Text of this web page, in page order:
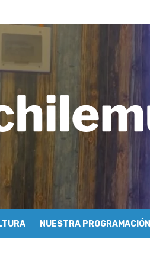
periodismo conocieron cómo se
proyectan festivales y
y floricultura con María Lina
inician la construcción participativa
a sus finalistas en su segunda
03: lessons on flight – Cecilia
celebra 50 años de carrera en
frontal en Pichilemu junto al alcalde
suscriben convenio para
Primaria fortalecen alianza
NUESTRA PROGRAMACIÓN